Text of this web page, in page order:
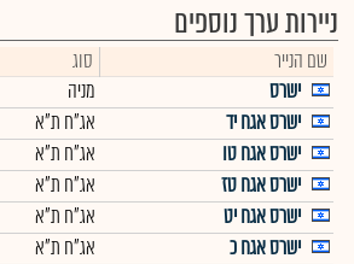
ניירות ערך נוספים
שם הנייר סוג
ישרס
מניה
ישרס אגח יד
אג"ח ת"א
ישרס אגח טו
אג"ח ת"א
ישרס אגח טז
אג"ח ת"א
ישרס אגח יט
אג"ח ת"א
ישרס אגח כ
אג"ח ת"א